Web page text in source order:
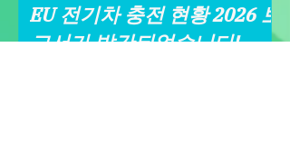
EU 전기차 충전 현황 2026 보
고서가 발간되었습니다!